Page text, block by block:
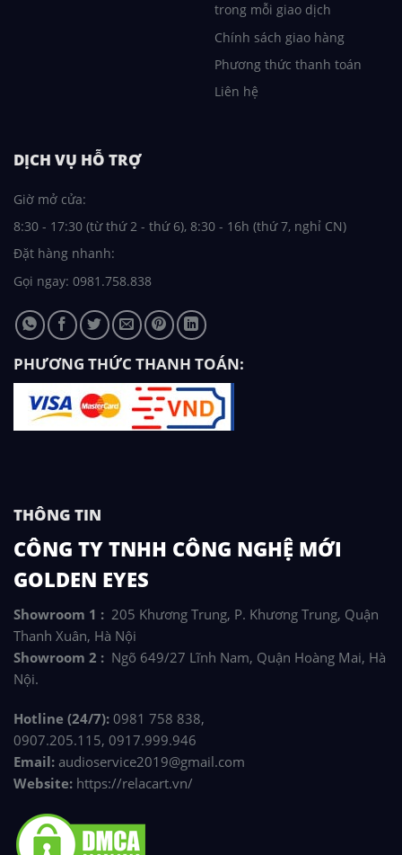
trong mỗi giao dịch
Chính sách giao hàng
Phương thức thanh toán
Liên hệ
DỊCH VỤ HỖ TRỢ
Giờ mở cửa:
8:30 - 17:30 (từ thứ 2 - thứ 6), 8:30 - 16h (thứ 7, nghỉ CN)
Đặt hàng nhanh:
Gọi ngay: 0981.758.838
PHƯƠNG THỨC THANH TOÁN:
THÔNG TIN
CÔNG TY TNHH CÔNG NGHỆ MỚI
GOLDEN EYES
Showroom 1 : 205 Khương Trung, P. Khương Trung, Quận
Thanh Xuân, Hà Nội
Showroom 2 : Ngõ 649/27 Lĩnh Nam, Quận Hoàng Mai, Hà
Nội.
Hotline (24/7): 0981 758 838,
0907.205.115, 0917.999.946
Email: audioservice2019@gmail.com
Website: https://relacart.vn/